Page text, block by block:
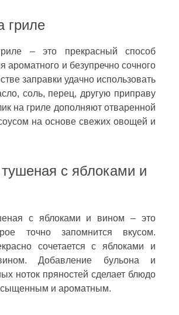
гриле
– это прекрасный способ
ароматного и безупречно сочного
заправки удачно использовать
соль, перец, другую приправу
на гриле дополняют отваренной
на основе свежих овощей и
тушеная с яблоками и
с яблоками и вином – это
точно запомнится вкусом.
сочетается с яблоками и
Добавление бульона и
ноток пряностей сделает блюдо
и ароматным.